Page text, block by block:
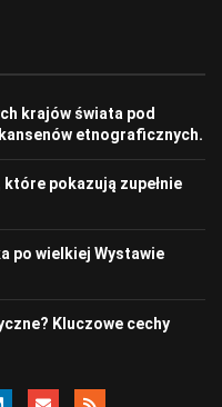
krajów świata pod
etnograficznych.
które pokazują zupełnie
po wielkiej Wystawie
Kluczowe cechy